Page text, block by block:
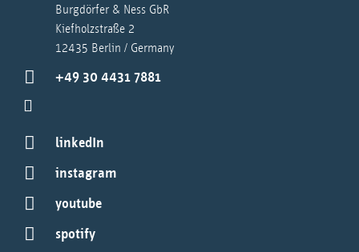
Burgdörfer & Ness GbR
Kiefholzstraße 2
12435 Berlin / Germany
+49 30 4431 7881
linkedIn
instagram
youtube
spotify